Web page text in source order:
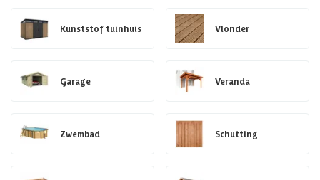
Kunststof tuinhuis Vlonder
Garage Veranda
Zwembad Schutting